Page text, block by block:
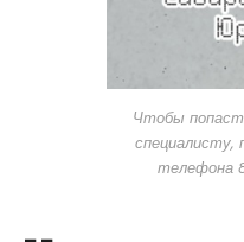
Чтобы
специалисту,
телефона